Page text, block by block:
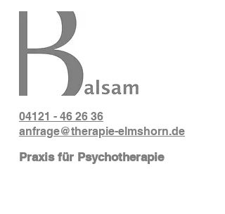
04121 - 46 26 36
anfrage@therapie-elmshorn.de
Praxis für Psychotherapie